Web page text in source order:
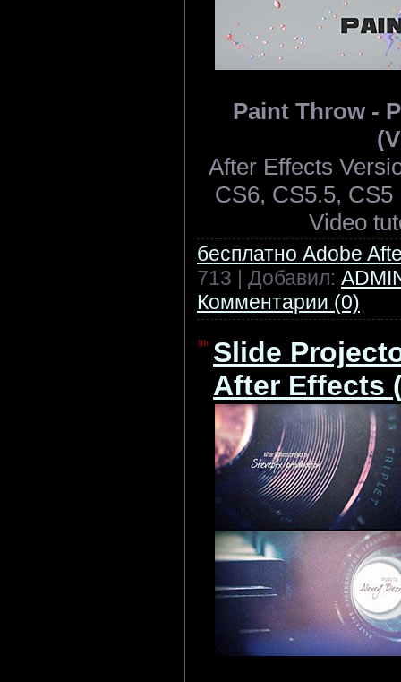
Paint Throw -
After Effects
CS6, CS5.5,
Video
бесплатно Adobe
713 | Добавил:
Комментарии (0)
Slide
After Effects